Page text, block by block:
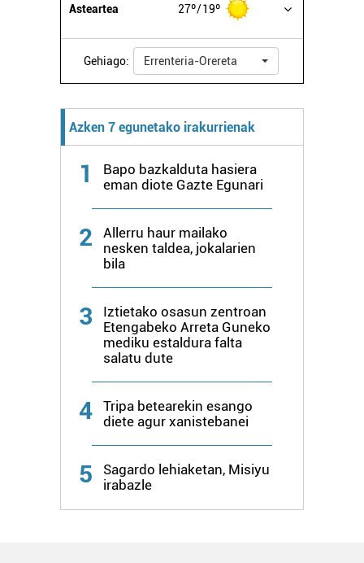
Asteartea 27º 19º
Gehiago: Errenteria-Orereta
Azken 7 egunetako irakurrienak
1
Bapo bazkalduta hasiera
eman diote Gazte Egunari
2
Allerru haur mailako
nesken taldea, jokalarien
bila
3
Iztietako osasun zentroan
Etengabeko Arreta Guneko
mediku estaldura falta
salatu dute
4
Tripa betearekin esango
diete agur xanistebanei
5
Sagardo lehiaketan, Misiyu
irabazle